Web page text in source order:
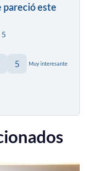
pareció este
5
5 Muy interesante